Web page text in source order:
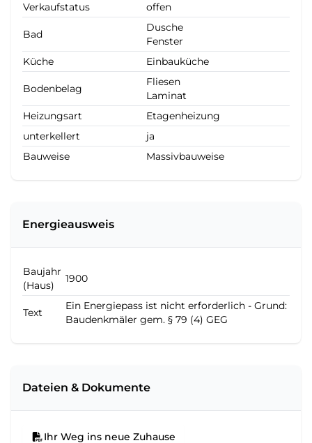
Verkaufstatus
offen
Bad
Dusche
Fenster
Küche
Einbauküche
Bodenbelag
Fliesen
Laminat
Heizungsart
Etagenheizung
unterkellert
ja
Bauweise
Massivbauweise
Energieausweis
Baujahr
(Haus)
1900
Text
Ein Energiepass ist nicht erforderlich - Grund:
Baudenkmäler gem. § 79 (4) GEG
Dateien & Dokumente
Ihr Weg ins neue Zuhause